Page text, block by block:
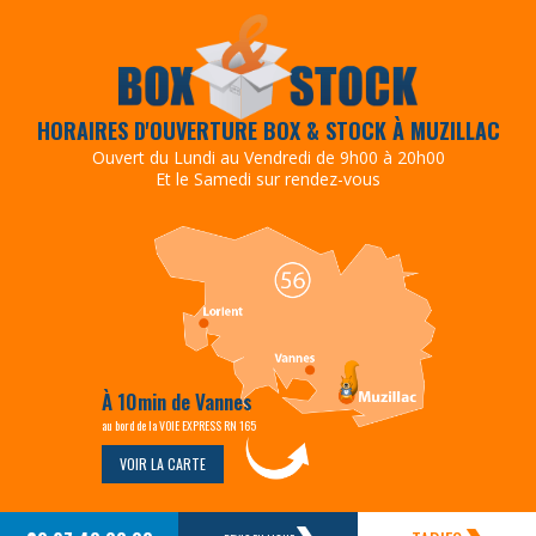
HORAIRES D'OUVERTURE BOX & STOCK À MUZILLAC
Ouvert du Lundi au Vendredi de 9h00 à 20h00
Et le Samedi sur rendez-vous
À 10min de Vannes
au bord de la VOIE EXPRESS RN 165
VOIR LA CARTE